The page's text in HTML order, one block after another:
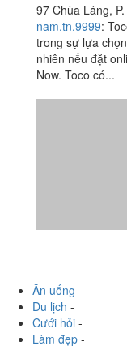
3.3/ 5Trà
Chùa
97 Chùa Láng,
nam.tn.9999: